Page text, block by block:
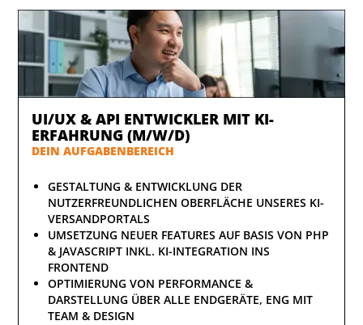
UI/UX & API ENTWICKLER MIT KI-
ERFAHRUNG (M/W/D)
DEIN AUFGABENBEREICH
GESTALTUNG & ENTWICKLUNG DER
NUTZERFREUNDLICHEN OBERFLÄCHE UNSERES KI-
VERSANDPORTALS
UMSETZUNG NEUER FEATURES AUF BASIS VON PHP
& JAVASCRIPT INKL. KI-INTEGRATION INS
FRONTEND
OPTIMIERUNG VON PERFORMANCE &
DARSTELLUNG ÜBER ALLE ENDGERÄTE, ENG MIT
TEAM & DESIGN